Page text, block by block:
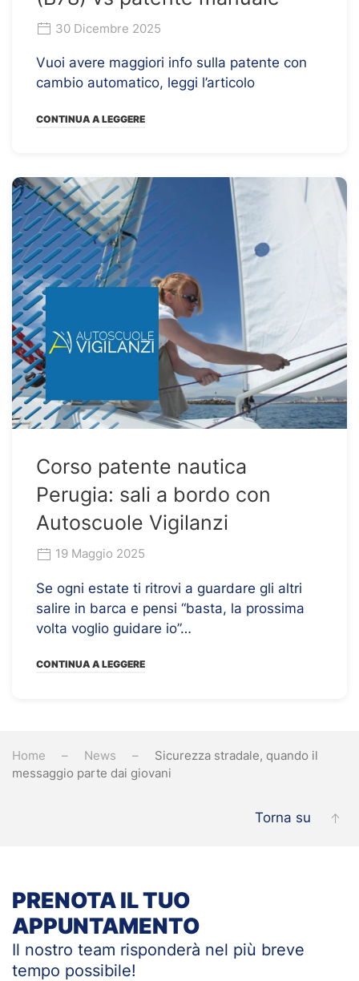
30 Dicembre 2025
Vuoi avere maggiori info sulla patente con
cambio automatico, leggi l’articolo
CONTINUA A LEGGERE
Corso patente nautica
Perugia: sali a bordo con
Autoscuole Vigilanzi
19 Maggio 2025
Se ogni estate ti ritrovi a guardare gli altri
salire in barca e pensi “basta, la prossima
volta voglio guidare io”…
CONTINUA A LEGGERE
Home News
Sicurezza stradale, quando il
messaggio parte dai giovani
Torna su
PRENOTA IL TUO
APPUNTAMENTO
Il nostro team risponderà nel più breve
tempo possibile!